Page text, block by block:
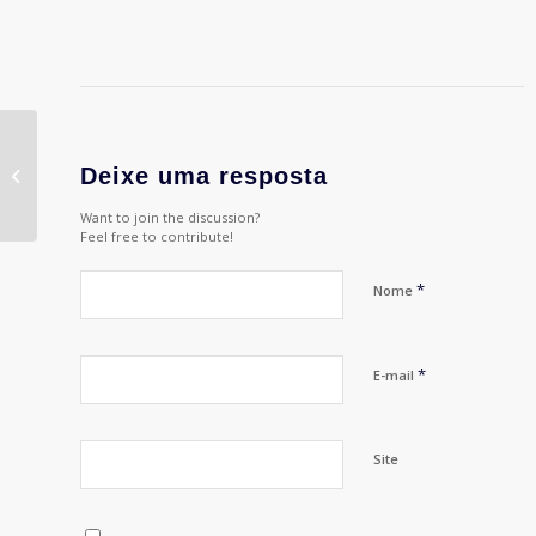
Deixe uma resposta
Want to join the discussion?
Feel free to contribute!
Nome *
E-mail *
Site
de mídia e cenário de